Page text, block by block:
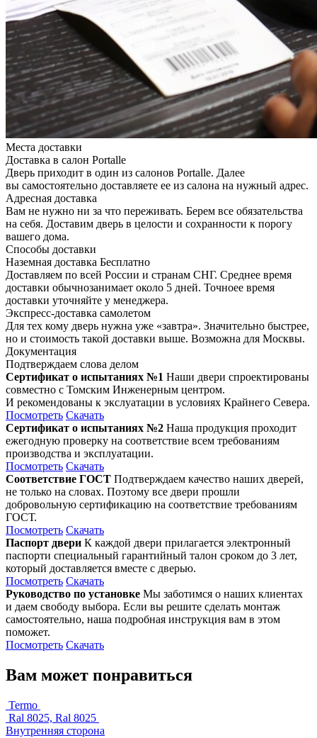
Места доставки
Доставка в салон Portalle
Дверь приходит в один из салонов Portalle. Далее
вы самостоятельно доставляете ее из салона на нужный адрес.
Адресная доставка
Вам не нужно ни за что переживать. Берем все обязательства
на себя. Доставим дверь в целости и сохранности к порогу
вашего дома.
Способы доставки
Наземная доставка Бесплатно
Доставляем по всей России и странам СНГ. Среднее время
доставки обычнозанимает около 5 дней. Точноее время
доставки уточняйте у менеджера.
Экспресс-доставка самолетом
Для тех кому дверь нужна уже «завтра». Значительно быстрее,
но и стоимость такой доставки выше. Возможна для Москвы.
Документация
Подтверждаем слова делом
Сертификат о испытаниях №1 Наши двери спроектированы
совместно с Томским Инженерным центром.
И рекомендованы к экслуатации в условиях Крайнего Севера.
Посмотреть Скачать
Сертификат о испытаниях №2 Наша продукция проходит
ежегодную проверку на соответствие всем требованиям
производства и эксплуатации.
Посмотреть Скачать
Соответствие ГОСТ Подтверждаем качество наших дверей,
не только на словах. Поэтому все двери прошли
добровольную сертификацию на соответствие требованиям
ГОСТ.
Посмотреть Скачать
Паспорт двери К каждой двери прилагается электронный
паспорти специальный гарантийный талон сроком до 3 лет,
который доставляется вместе с дверью.
Посмотреть Скачать
Руководство по установке Мы заботимся о наших клиентах
и даем свободу выбора. Если вы решите сделать монтаж
самостоятельно, наша подробная инструкция вам в этом
поможет.
Посмотреть Скачать
Вам может понравиться
Termo
Ral 8025, Ral 8025
Внутренняя сторона